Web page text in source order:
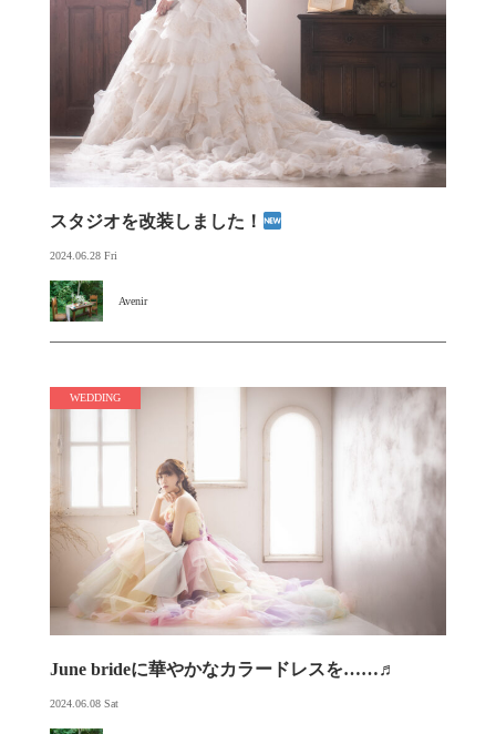
スタジオを改装しました！
2024.06.28 Fri
Avenir
WEDDING
June brideに華やかなカラードレスを……♬
2024.06.08 Sat